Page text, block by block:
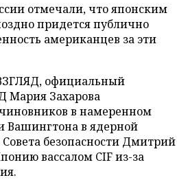
отмечали, что японским
придется публично
американцев за эти
официальный
Мария Захарова
в намеренном
Вашингтона в ядерной
безопасности Дмитрий
вассалом CIF из-за